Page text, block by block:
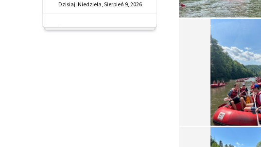
Dzisiaj: Niedziela, Sierpień 9, 2026